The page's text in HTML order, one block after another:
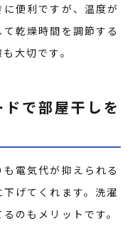
便利ですが、温度が
乾燥時間を調節する
大切です。
で部屋干しを
電気代が抑えられる
げてくれます。洗濯
のもメリットです。